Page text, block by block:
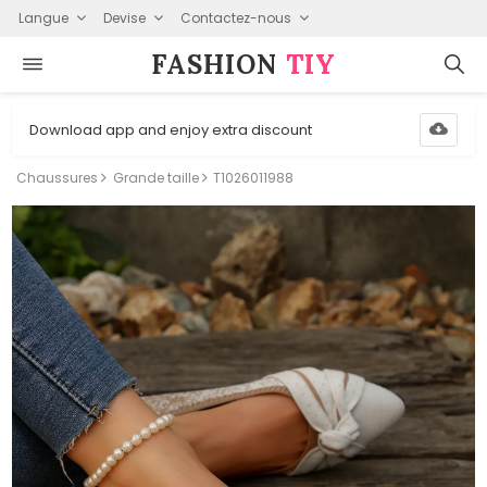
Langue Devise Contactez-nous
FASHION⁠ TIY
Download app and enjoy extra discount
Chaussures Grande taille T1026011988